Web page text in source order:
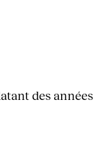
des années